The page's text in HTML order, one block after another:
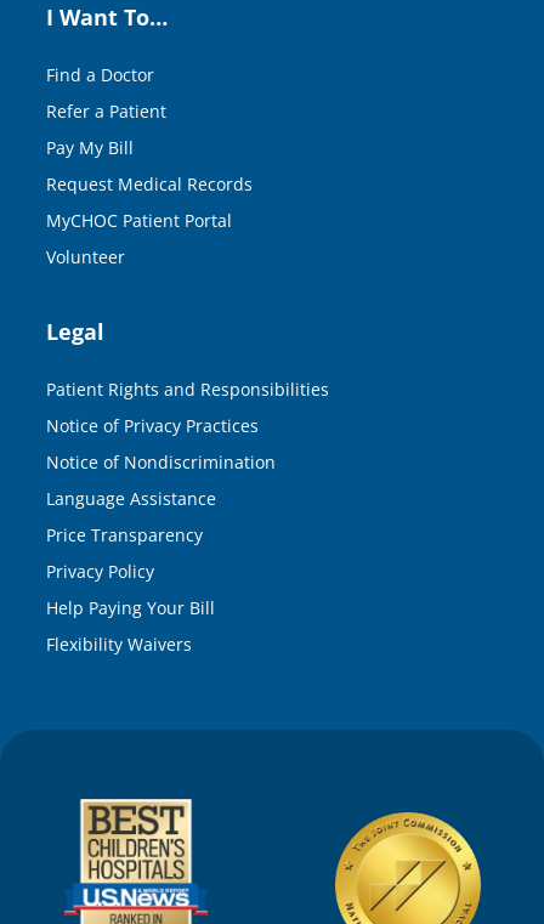
I Want To…
Find a Doctor
Refer a Patient
Pay My Bill
Request Medical Records
MyCHOC Patient Portal
Volunteer
Legal
Patient Rights and Responsibilities
Notice of Privacy Practices
Notice of Nondiscrimination
Language Assistance
Price Transparency
Privacy Policy
Help Paying Your Bill
Flexibility Waivers